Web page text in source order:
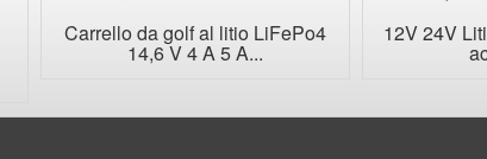
Carrello da golf al litio LiFePo4
14,6 V 4 A 5 A...
12V 24V